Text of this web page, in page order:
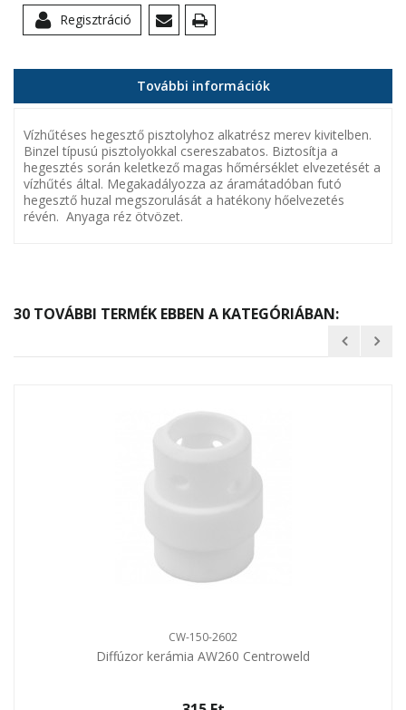
Regisztráció
További információk
Vízhűtéses hegesztő pisztolyhoz alkatrész merev kivitelben.
Binzel típusú pisztolyokkal csereszabatos. Biztosítja a
hegesztés során keletkező magas hőmérséklet elvezetését a
vízhűtés által. Megakadályozza az áramátadóban futó
hegesztő huzal megszorulását a hatékony hőelvezetés
révén. Anyaga réz ötvözet.
30 TOVÁBBI TERMÉK EBBEN A KATEGÓRIÁBAN:
CW-150-2602
Diffúzor kerámia AW260 Centroweld